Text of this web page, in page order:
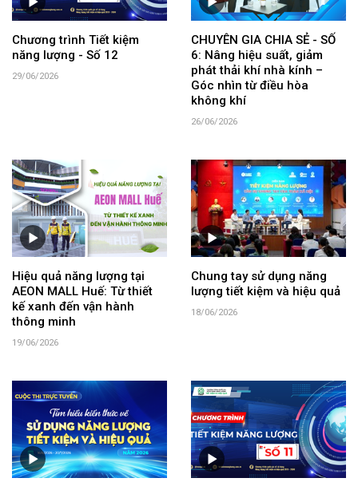
Chương trình Tiết kiệm
năng lượng - Số 12
29/06/2026
CHUYÊN GIA CHIA SẺ - SỐ
6: Nâng hiệu suất, giảm
phát thải khí nhà kính –
Góc nhìn từ điều hòa
không khí
26/06/2026
Hiệu quả năng lượng tại
AEON MALL Huế: Từ thiết
kế xanh đến vận hành
thông minh
19/06/2026
Chung tay sử dụng năng
lượng tiết kiệm và hiệu quả
18/06/2026